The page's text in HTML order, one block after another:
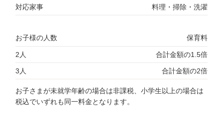
対応家事 料理・掃除・洗濯
お子様の人数 保育料
2人 合計金額の1.5倍
3人 合計金額の2倍
お子さまが未就学年齢の場合は非課税、小学生以上の場合は
税込でいずれも同一料金となります。